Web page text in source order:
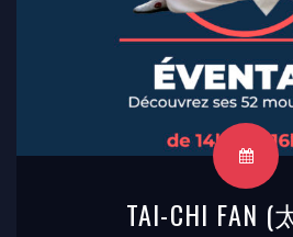
TAI-CHI FAN (